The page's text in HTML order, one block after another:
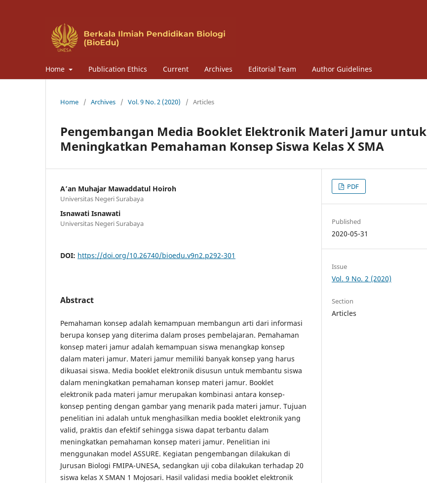
Home Publication Ethics Current Archives Editorial Team Author Guidelines
Home / Archives / Vol. 9 No. 2 (2020) / Articles
Pengembangan Media Booklet Elektronik Materi Jamur untuk
Meningkatkan Pemahaman Konsep Siswa Kelas X SMA
A’an Muhajar Mawaddatul Hoiroh
Universitas Negeri Surabaya
Isnawati Isnawati
Universitas Negeri Surabaya
DOI: https://doi.org/10.26740/bioedu.v9n2.p292-301
Abstract
Pemahaman konsep adalah kemampuan membangun arti dari informasi
berupa konsep yang diterima dalam proses pembelajaran. Pemahaman
konsep materi jamur adalah kemampuan siswa menangkap konsep
dalam materi jamur. Materi jamur memiliki banyak konsep yang harus
dikuasai siswa. Media booklet elektronik disusun untuk membantu siswa
dalam meningkatkan pemahaman konsep materi jamur. Booklet
elektronik pada materi jamur merupakan kombinasi antara konsep-
konsep penting dengan gambar yang menarik pada materi jamur. Tujuan
penelitian ini adalah untuk menghasilkan media booklet elektronik yang
valid, praktis dan efektif sehingga siswa dapat terbantu dalam
meningkatkan pemahaman konsep materi jamur. Penelitian ini
menggunakan model ASSURE. Kegiatan pengembangan dilakukan di
Jurusan Biologi FMIPA-UNESA, sedangkan uji coba dilakukan terhadap 20
siswa kelas X SMAN 1 Mojosari. Hasil validasi media booklet elektronik
PDF
Published
2020-05-31
Issue
Vol. 9 No. 2 (2020)
Section
Articles